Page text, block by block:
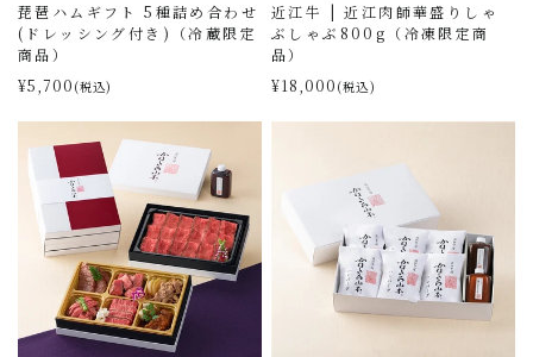
琵琶ハムギフト 5種詰め合わせ
(ドレッシング付き)（冷蔵限定
商品）
¥5,700 (税込)
近江牛 | 近江肉師華盛りしゃ
ぶしゃぶ800g（冷凍限定商
品）
¥18,000 (税込)